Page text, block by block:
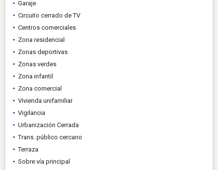
Garaje
Circuito cerrado de TV
Centros comerciales
Zona residencial
Zonas deportivas
Zonas verdes
Zona infantil
Zona comercial
Vivienda unifamiliar
Vigilancia
Urbanización Cerrada
Trans. público cercano
Terraza
Sobre vía principal